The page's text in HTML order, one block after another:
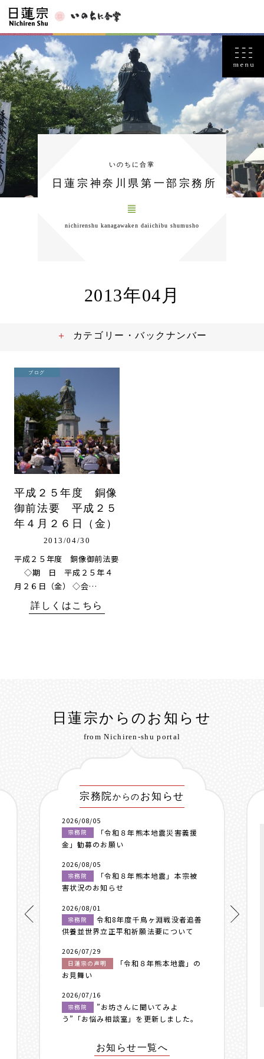
いのちに合掌
日蓮宗神奈川県第一部宗務所
nichirenshu kanagawaken daiichibu shumusho
2013年04月
ブログ
平成２５年度 銅像
御前法要 平成２５
年４月２６日（金）
2013/04/30
平成２５年度 銅像御前法要
◇期 日 平成２５年４
月２６日（金） ◇会…
詳しくはこちら
カテゴリー・バックナンバー
日蓮宗からのお知らせ
from Nichiren-shu portal
宗務院からのお知らせ
2026/08/05
宗務院
「令和８年熊本地震災害義援
金」勧募のお願い
2026/08/05
宗務院
「令和８年熊本地震」本宗被
害状況のお知らせ
2026/08/01
宗務院
令和8年度千鳥ヶ淵戦没者追善
供養並世界立正平和祈願法要について
2026/07/29
日蓮宗の声明
「令和８年熊本地震」の
お見舞い
2026/07/16
宗務院
”お坊さんに聞いてみよ
う”「お悩み相談室」を更新しました。
お知らせ一覧へ